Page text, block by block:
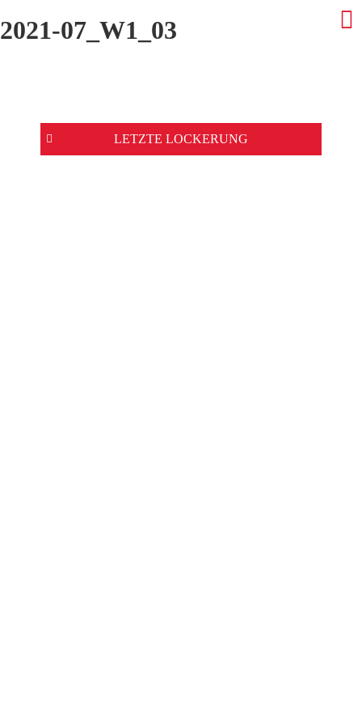
2021-07_W1_03
Beitrags-
Navigation
LETZTE LOCKERUNG